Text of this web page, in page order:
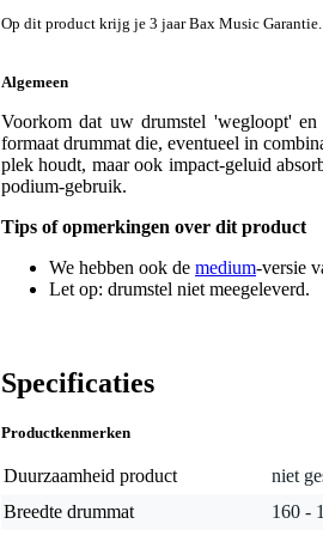
Op dit product krijg je 3 jaar Bax Music Garantie.
Algemeen
Voorkom dat uw drumstel 'wegloopt'
formaat drummat die, eventueel in
plek houdt, maar ook impact-geluid
podium-gebruik.
Tips of opmerkingen over dit product
We hebben ook de medium-versie
Let op: drumstel niet meegeleverd.
Specificaties
Productkenmerken
Duurzaamheid product
niet
Breedte drummat
160 -